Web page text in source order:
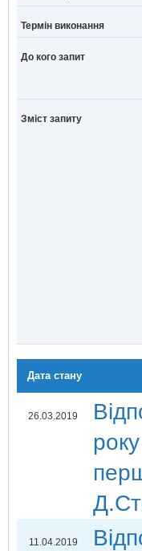
Термін виконання
До кого запит
Зміст запиту
Дата стану
26.03.2019
11.04.2019